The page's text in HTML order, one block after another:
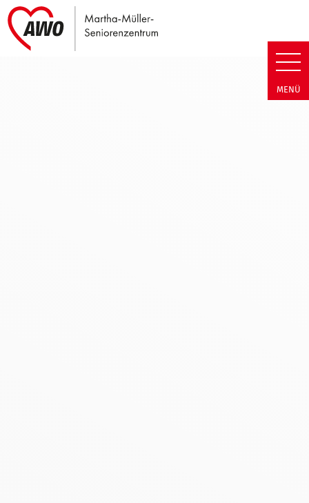
Martha-Müller-
MENÜ